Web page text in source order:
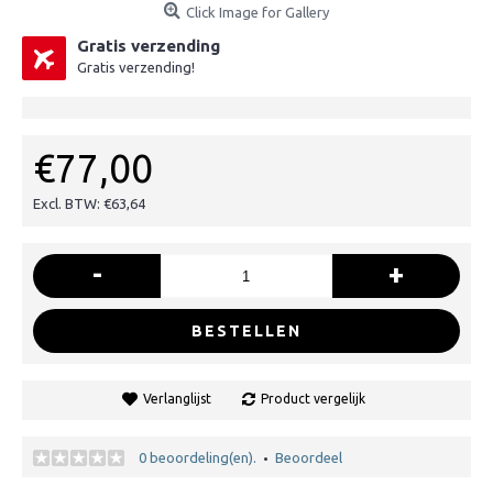
Click Image for Gallery
Gratis verzending
Gratis verzending!
€77,00
Excl. BTW: €63,64
- +
BESTELLEN
Verlanglijst Product vergelijk
0 beoordeling(en). • Beoordeel